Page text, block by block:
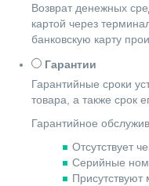
Возврат денежных
картой через
банковскую карту
Гарантии
Гарантийные сроки
товара, а также срок
Гарантийное
Отсутствует
Серийные
Присутствуют